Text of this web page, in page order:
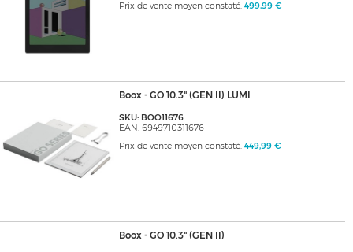
Prix de vente moyen constaté: 499,99 €
Boox - GO 10.3" (GEN II) LUMI
SKU: BOO11676
EAN: 6949710311676
Prix de vente moyen constaté: 449,99 €
Boox - GO 10.3" (GEN II)